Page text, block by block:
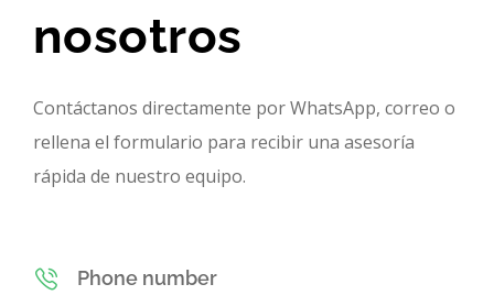
nosotros
Contáctanos directamente por WhatsApp, correo o
rellena el formulario para recibir una asesoría
rápida de nuestro equipo.
Phone number